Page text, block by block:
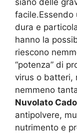
dura e
hanno la
riescono
“potenza” di
virus o batteri,
nemmeno
Nuvolato
antipolvere,
nutrimento e